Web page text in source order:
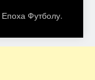
Епоха Футболу.